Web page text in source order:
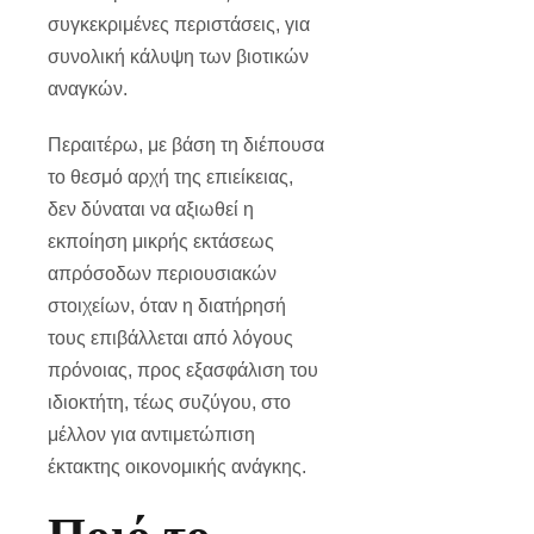
συγκεκριμένες περιστάσεις, για
συνολική κάλυψη των βιοτικών
αναγκών.
Περαιτέρω, με βάση τη διέπουσα
το θεσμό αρχή της επιείκειας,
δεν δύναται να αξιωθεί η
εκποίηση μικρής εκτάσεως
απρόσοδων περιουσιακών
στοιχείων, όταν η διατήρησή
τους επιβάλλεται από λόγους
πρόνοιας, προς εξασφάλιση του
ιδιοκτήτη, τέως συζύγου, στο
μέλλον για αντιμετώπιση
έκτακτης οικονομικής ανάγκης.